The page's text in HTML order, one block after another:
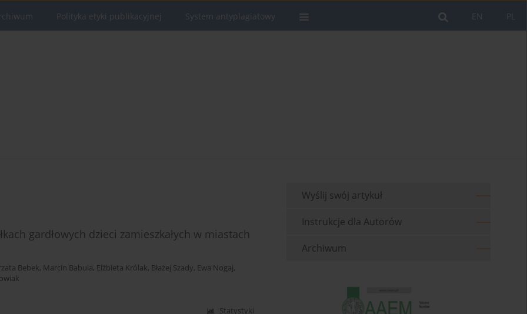
PL
EN
Polityka etyki publikacyjnej System antyplagiatowy
gardłowych dzieci zamieszkałych w miastach
Bebek, Marcin Babula, Elżbieta Królak, Błażej Szady, Ewa Nogaj,
Statystyki
Wyślij swój artykuł
Instrukcje dla Autorów
Archiwum